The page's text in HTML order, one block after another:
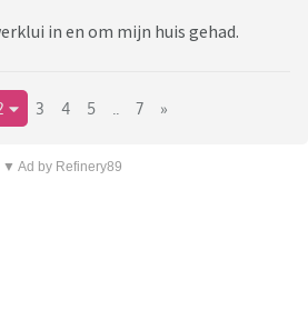
in en om mijn huis gehad.
3 4 5 7 »
▼ Ad by Refinery89